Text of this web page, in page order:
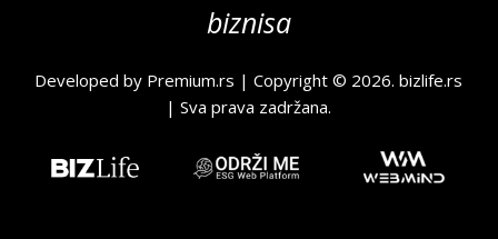
biznisa
Developed by Premium.rs | Copyright © 2026.bizlife.rs
| Sva prava zadržana.